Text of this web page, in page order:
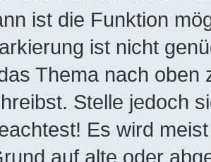
ist die Funktion
ist nicht
Thema nach oben
Stelle jedoch
Es wird
auf alte oder